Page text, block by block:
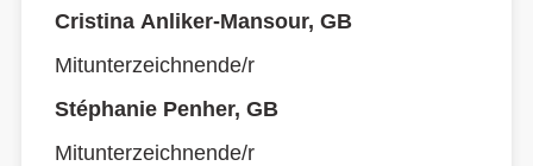
Cristina Anliker-Mansour, GB
Mitunterzeichnende/r
Stéphanie Penher, GB
Mitunterzeichnende/r